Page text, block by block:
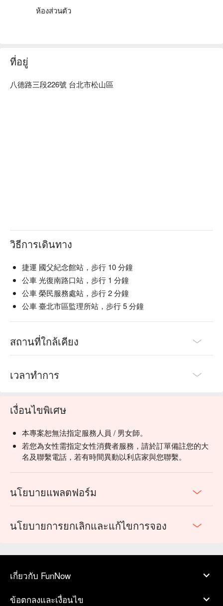
「 lifestyle store 風格好店 」 、2010 榮獲台北好禮名店。
ห้องส่วนตัว
ที่อยู่
八德路三段226號 台北市松山區
วิธีการเดินทาง
捷運 國父紀念館站，步行 10 分鐘
公車 光復南路口站，步行 1 分鐘
公車 榮民服務處站，步行 2 分鐘
公車 臺北市區監理所站，步行 5 分鐘
สถานที่ใกล้เคียง
เวลาทำการ
เงื่อนไขพิเศษ
本專案恕無法指定服務人員 / 男女師。
若您為女性需指定女性消費者服務，請於訂單備註您的大
名及聯繫電話，若有時間異動以利店家與您聯繫。
นโยบายแพลตฟอร์ม
นโยบายการยกเลิกและแก้ไขการจอง
เกี่ยวกับ FunNow
ข้อตกลงและเงื่อนไข